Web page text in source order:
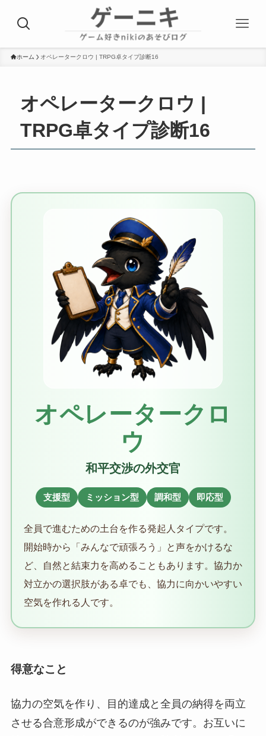
ホーム オペレータークロウ | TRPG卓タイプ診断16
オペレータークロウ |
TRPG卓タイプ診断16
オペレータークロ
ウ
和平交渉の外交官
支援型 ミッション型 調和型 即応型
全員で進むための土台を作る発起人タイプです。
開始時から「みんなで頑張ろう」と声をかけるな
ど、自然と結束力を高めることもあります。協力か
対立かの選択肢がある卓でも、協力に向かいやすい
空気を作れる人です。
得意なこと
協力の空気を作り、目的達成と全員の納得を両立
させる合意形成ができるのが強みです。お互いに